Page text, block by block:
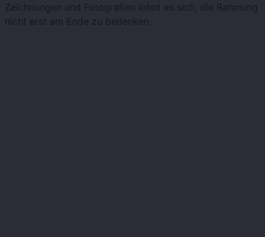
Zeichnungen und Fotografien lohnt es sich, die Rahmung
nicht erst am Ende zu bedenken.